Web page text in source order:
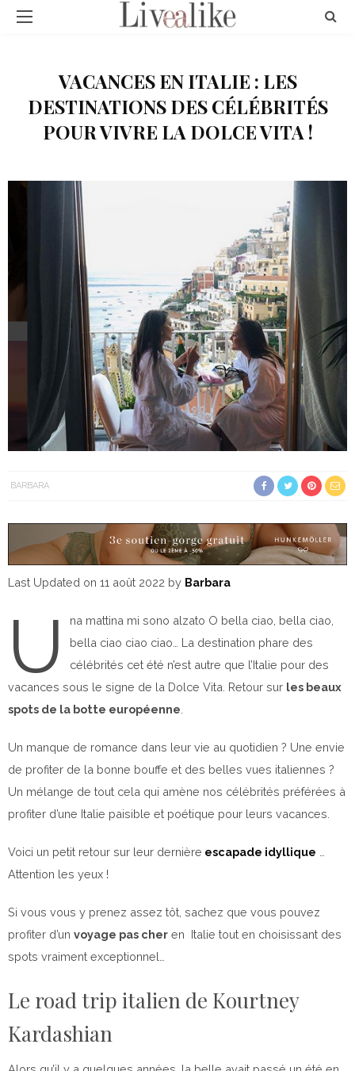
VACANCES EN ITALIE : LES
DESTINATIONS DES CÉLÉBRITÉS
POUR VIVRE LA DOLCE VITA !
BARBARA
Last Updated on 11 août 2022 by Barbara
U
na mattina mi sono alzato O bella ciao, bella ciao,
bella ciao ciao ciao… La destination phare des
célébrités cet été n’est autre que l’Italie pour des
vacances sous le signe de la Dolce Vita. Retour sur les beaux
spots de la botte européenne
Un manque de romance dans leur vie au quotidien ? Une envie
de profiter de la bonne bouffe et des belles vues italiennes ?
Un mélange de tout cela qui amène nos célébrités préférées à
profiter d’une Italie paisible et poétique pour leurs vacances.
Voici un petit retour sur leur dernière escapade idyllique
Attention les yeux !
Si vous vous y prenez assez tôt, sachez que vous pouvez
profiter d’un voyage pas cher en Italie tout en choisissant des
spots vraiment exceptionnel…
Le road trip italien de Kourtney
Kardashian